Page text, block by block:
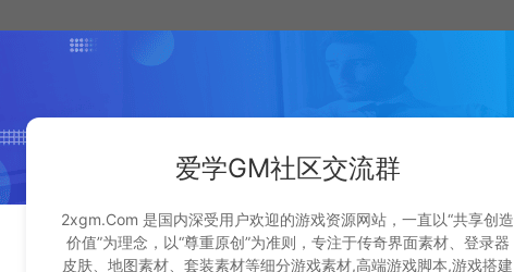
爱学GM社区交流群
2xgm.Com 是国内深受用户欢迎的游戏资源网站，一直以“共享创造
价值”为理念，以“尊重原创”为准则，专注于传奇界面素材、登录器
皮肤、地图素材、套装素材等细分游戏素材,高端游戏脚本,游戏搭建